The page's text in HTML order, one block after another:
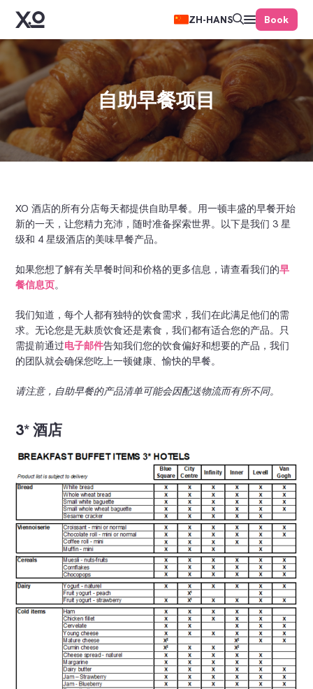
ZH-HANS Book
自助早餐项目
XO 酒店的所有分店每天都提供自助早餐。用一顿丰盛的早餐开始
新的一天，让您精力充沛，随时准备探索世界。以下是我们 3 星
级和 4 星级酒店的美味早餐产品。
如果您想了解有关早餐时间和价格的更多信息，请查看我们的早
餐信息页。
我们知道，每个人都有独特的饮食需求，我们在此满足他们的需
求。无论您是无麸质饮食还是素食，我们都有适合您的产品。只
需提前通过电子邮件告知我们您的饮食偏好和想要的产品，我们
的团队就会确保您吃上一顿健康、愉快的早餐。
请注意，自助早餐的产品清单可能会因配送物流而有所不同。
3* 酒店